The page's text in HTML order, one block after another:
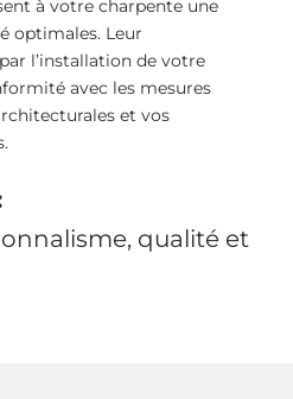
à votre charpente une
optimales. Leur
l’installation de votre
avec les mesures
et vos
qualité et